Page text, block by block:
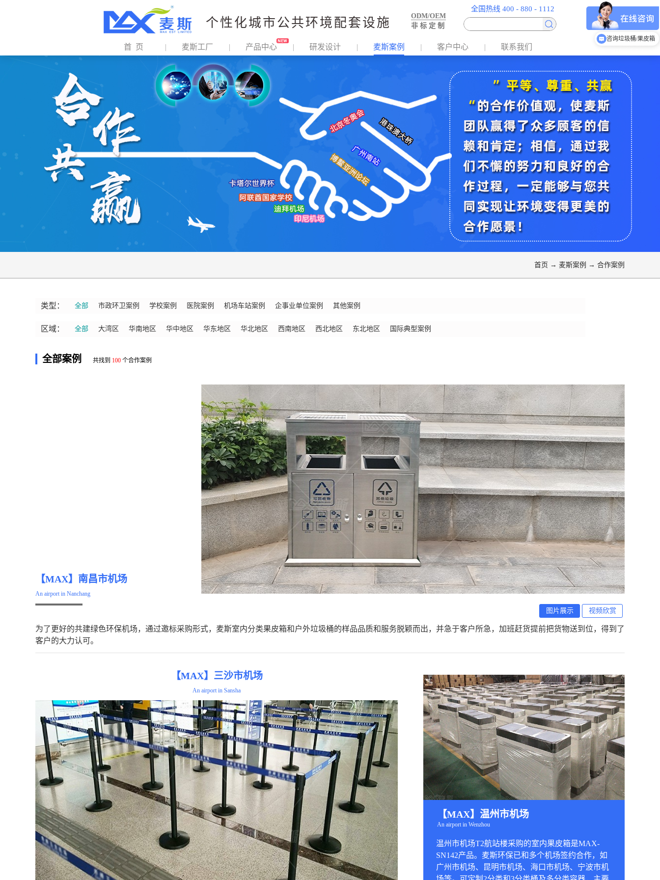
个性化城市公共环境配套设施
ODM/OEM
非 标 定 制
全国热线 400 - 880 - 1112
首 页 麦斯工厂 产品中心 研发设计 麦斯案例 客户中心 联系我们
首页 → 麦斯案例 → 合作案例
类型： 全部 市政环卫案例 学校案例 医院案例 机场车站案例 企事业单位案例 其他案例
区域： 全部 大湾区 华南地区 华中地区 华东地区 华北地区 西南地区 西北地区 东北地区 国际典型案例
全部案例 共找到 100 个合作案例
【MAX】南昌市机场
An airport in Nanchang
视频欣赏
图片展示
为了更好的共建绿色环保机场，通过邀标采购形式，麦斯室内分类果皮箱和户外垃圾桶的样品品质和服务脱颖而出，并急于客户所急，加班赶货提前把货物送到位，得到了
客户的大力认可。
【MAX】三沙市机场
An airport in Sansha
【MAX】温州市机场
An airport in Wenzhou
温州市机场T2航站楼采购的室内果皮箱是MAX-
SN142产品。麦斯环保已和多个机场签约合作，如
广州市机场、昆明市机场、海口市机场、宁波市机
咨询垃圾桶/果皮箱